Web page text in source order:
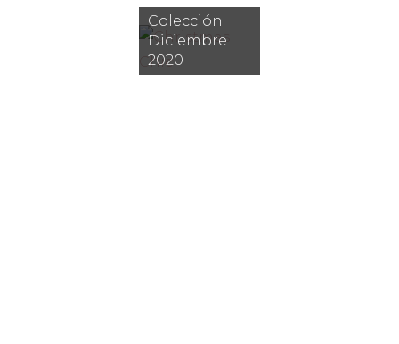
Colección
Diciembre
2020